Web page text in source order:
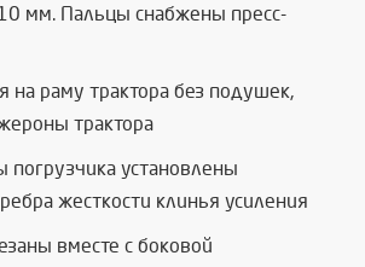
10 мм. Пальцы снабжены пресс-
на раму трактора без подушек,
трактора
погрузчика установлены
жесткости клинья усиления
вместе с боковой